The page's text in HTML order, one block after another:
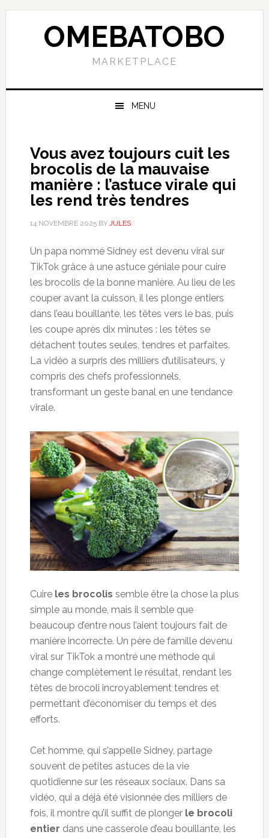
Skip
Skip
Skip
OMEBATOBO
MARKETPLACE
MENU
Vous avez toujours cuit les
brocolis de la mauvaise
manière : l’astuce virale qui
les rend très tendres
14 NOVEMBRE 2025BY JULES
Un papa nommé Sidney est devenu viral sur
TikTok grâce à une astuce géniale pour cuire
les brocolis de la bonne manière. Au lieu de les
couper avant la cuisson, il les plonge entiers
dans l’eau bouillante, les têtes vers le bas, puis
les coupe après dix minutes : les têtes se
détachent toutes seules, tendres et parfaites.
La vidéo a surpris des milliers d’utilisateurs, y
compris des chefs professionnels,
transformant un geste banal en une tendance
virale.
Cuireles brocolis semble être la chose la plus
simple au monde, mais il semble que
beaucoup d’entre nous l’aient toujours fait de
manière incorrecte. Un père de famille devenu
viral sur TikTok a montré une méthode qui
change complètement le résultat, rendant les
têtes de brocoli incroyablement tendres et
permettant d’économiser du temps et des
efforts.
Cet homme, qui s’appelle Sidney, partage
souvent de petites astuces de la vie
quotidienne sur les réseaux sociaux. Dans sa
vidéo, qui a déjà été visionnée des milliers de
fois, il montre qu’il suffit de plonger le brocoli
entier dans une casserole d’eau bouillante, les